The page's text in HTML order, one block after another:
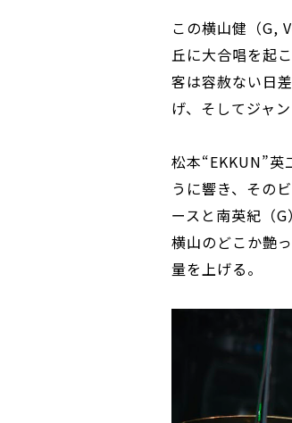
この横山健（G,
丘に大合唱を起
客は容赦ない日
げ、そしてジャン
松本“EKKUN”英
うに響き、その
ースと南英紀（
横山のどこか艶
量を上げる。